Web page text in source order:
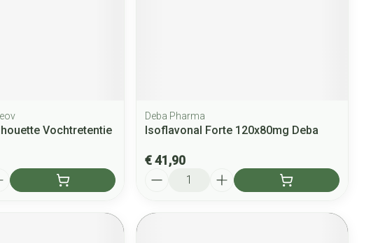
Vochtretentie
Deba Pharma
Isoflavonal Forte 120x80mg Deba
€ 41,90